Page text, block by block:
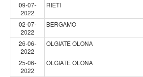
09-07-
2022
RIETI
02-07-
2022
BERGAMO
26-06-
2022
OLGIATE OLONA
25-06-
2022
OLGIATE OLONA